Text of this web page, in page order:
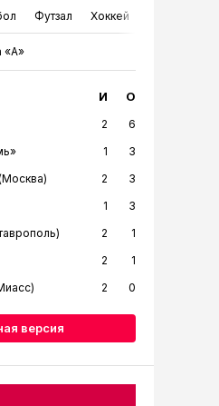
Футзал Хоккей
«А»
И О
2
6
1
3
2
3
1
3
2
1
2
1
2 0
версия